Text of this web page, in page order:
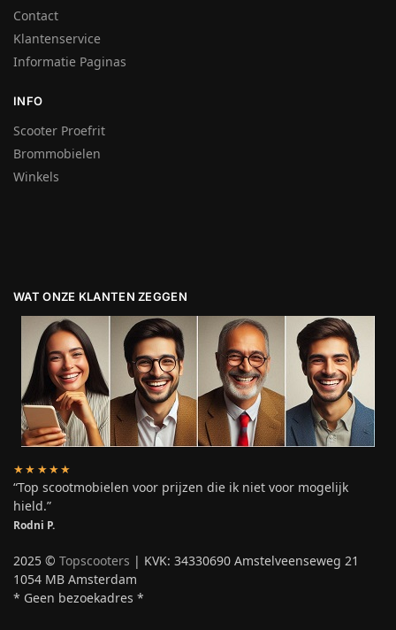
Contact
Klantenservice
Informatie Paginas
INFO
Scooter Proefrit
Brommobielen
Winkels
WAT ONZE KLANTEN ZEGGEN
★★★★★
“Top scootmobielen voor prijzen die ik niet voor mogelijk
hield.”
Rodni P.
2025 © Topscooters | KVK: 34330690 Amstelveenseweg 21
1054 MB Amsterdam
* Geen bezoekadres *